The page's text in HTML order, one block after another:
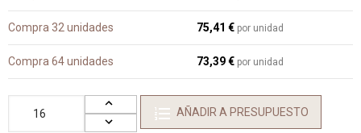
Compra 32 unidades 75,41 € por unidad
Compra 64 unidades 73,39 € por unidad
AÑADIR A PRESUPUESTO